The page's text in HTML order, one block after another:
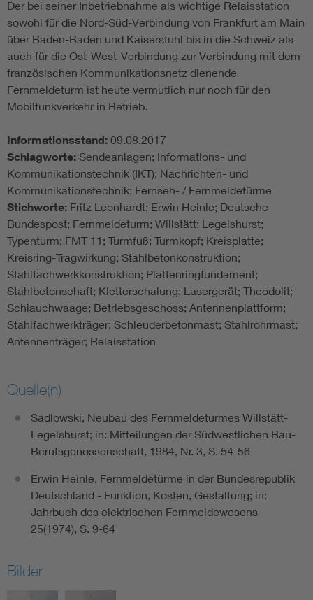
Der bei seiner Inbetriebnahme als wichtige Relaisstation
sowohl für die Nord-Süd-Verbindung von Frankfurt am Main
über Baden-Baden und Kaiserstuhl bis in die Schweiz als
auch für die Ost-West-Verbindung zur Verbindung mit dem
französischen Kommunikationsnetz dienende
Fernmeldeturm ist heute vermutlich nur noch für den
Mobilfunkverkehr in Betrieb.
Informationsstand: 09.08.2017
Schlagworte: Sendeanlagen; Informations- und
Kommunikationstechnik (IKT); Nachrichten- und
Kommunikationstechnik; Fernseh- / Fernmeldetürme
Stichworte: Fritz Leonhardt; Erwin Heinle; Deutsche
Bundespost; Fernmeldeturm; Willstätt; Legelshurst;
Typenturm; FMT 11; Turmfuß; Turmkopf; Kreisplatte;
Kreisring-Tragwirkung; Stahlbetonkonstruktion;
Stahlfachwerkkonstruktion; Plattenringfundament;
Stahlbetonschaft; Kletterschalung; Lasergerät; Theodolit;
Schlauchwaage; Betriebsgeschoss; Antennenplattform;
Stahlfachwerkträger; Schleuderbetonmast; Stahlrohrmast;
Antennenträger; Relaisstation
Quelle(n)
Sadlowski, Neubau des Fernmeldeturmes Willstätt-
Legelshurst; in: Mitteilungen der Südwestlichen Bau-
Berufsgenossenschaft, 1984, Nr. 3, S. 54-56
Erwin Heinle, Fernmeldetürme in der Bundesrepublik
Deutschland - Funktion, Kosten, Gestaltung; in:
Jahrbuch des elektrischen Fernmeldewesens
25(1974), S. 9-64
Bilder